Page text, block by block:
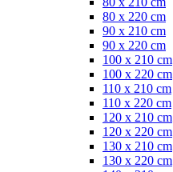
80 x 220 cm
90 x 210 cm
90 x 220 cm
100 x 210 cm
100 x 220 cm
110 x 210 cm
110 x 220 cm
120 x 210 cm
120 x 220 cm
130 x 210 cm
130 x 220 cm